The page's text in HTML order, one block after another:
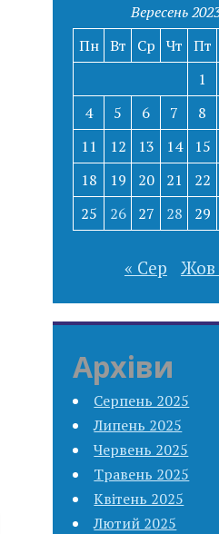
Вересень
Пн Вт Ср Чт Пт
1
4
5 6 7 8
11
12 13 14 15
18
19 20 21 22
25
26 27 28 29
« Сер Жов
Архіви
Серпень 2025
Липень 2025
Червень 2025
Травень 2025
Квітень 2025
Лютий 2025